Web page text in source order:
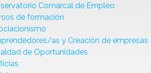
Comarcal de Empleo
de formación
as y Creación de empresas
de Oportunidades